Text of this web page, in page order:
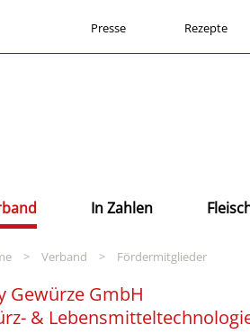
Rezepte
Presse
In Zahlen
> Verband > Fördermitglieder
Gewürze GmbH
&